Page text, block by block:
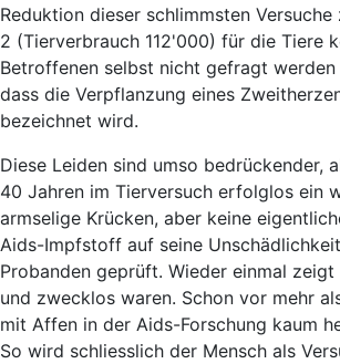
Reduktion dieser schlimmsten
2 (Tierverbrauch 112'000) für die Tiere
Betroffenen selbst nicht gefragt
dass die Verpflanzung eines
bezeichnet wird.
Diese Leiden sind umso
40 Jahren im Tierversuch erfolglos ein
armselige Krücken, aber keine
Aids-Impfstoff auf seine
Probanden geprüft. Wieder einmal
und zwecklos waren. Schon vor mehr
mit Affen in der Aids-Forschung kaum
So wird schliesslich der Mensch als